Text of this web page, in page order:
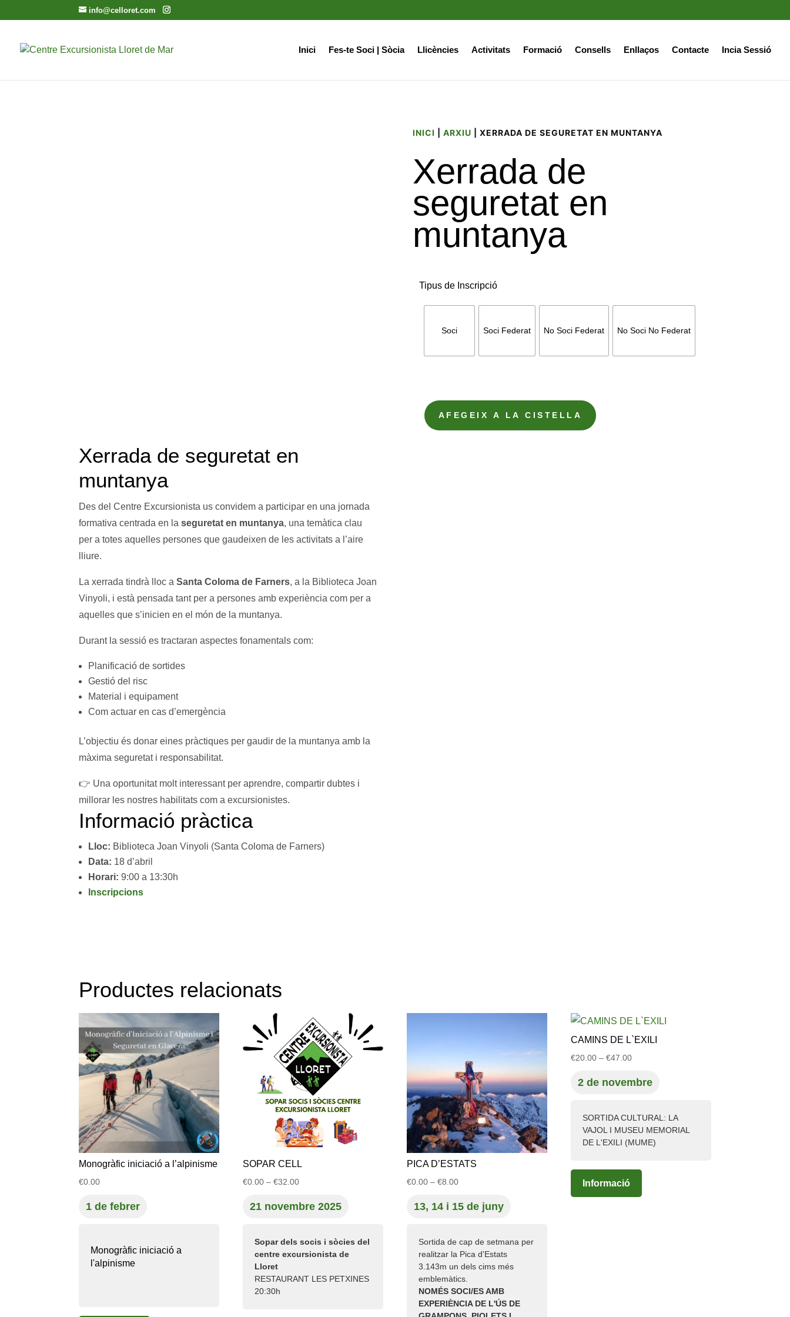
info@celloret.com
Inici Fes-te Soci | Sòcia Llicències Activitats Formació Consells Enllaços Contacte Incia Sessió
Xerrada de seguretat en
muntanya
Des del Centre Excursionista us convidem a participar en una jornada
formativa centrada en laseguretat en muntanya, una temàtica clau
per a totes aquelles persones que gaudeixen de les activitats a l’aire
lliure.
La xerrada tindrà lloc aSanta Coloma de Farners, a la Biblioteca Joan
Vinyoli, i està pensada tant per a persones amb experiència com per a
aquelles que s’inicien en el món de la muntanya.
Durant la sessió es tractaran aspectes fonamentals com:
Planificació de sortides
Gestió del risc
Material i equipament
Com actuar en cas d’emergència
L’objectiu és donar eines pràctiques per gaudir de la muntanya amb la
màxima seguretat i responsabilitat.
👉 Una oportunitat molt interessant per aprendre, compartir dubtes i
millorar les nostres habilitats com a excursionistes.
Informació pràctica
Lloc: Biblioteca Joan Vinyoli (Santa Coloma de Farners)
Data: 18 d’abril
Horari: 9:00 a 13:30h
Inscripcions
INICI ARXIU | XERRADA DE SEGURETAT EN MUNTANYA
Xerrada de
seguretat en
muntanya
Tipus de Inscripció
Soci Soci Federat No Soci Federat No Soci No Federat
quantitat
AFEGEIX A LA CISTELLA
Productes relacionats
Monogràfic iniciació a l’alpinisme
€0.00
1 de febrer
Monogràfic iniciació a
l'alpinisme
SOPAR CELL
€0.00 – €32.00Interval
preus:
21 novembre 2025
Sopar dels socis i sòcies del
centre excursionista de
Lloret
RESTAURANT LES PETXINES
20:30h
PICA D’ESTATS
€0.00 – €8.00Interval
preus:
€8.00
13, 14 i 15 de juny
Sortida de cap de setmana per
realitzar la Pica d'Estats
3.143m un dels cims més
emblemàtics.
NOMÉS SOCI/ES AMB
EXPERIÈNCIA DE L'ÚS DE
CAMINS DE L`EXILI
€20.00 – €47.00Interval
preus:
2 de novembre
SORTIDA CULTURAL: LA
VAJOL I MUSEU MEMORIAL
DE L'EXILI (MUME)
Informació